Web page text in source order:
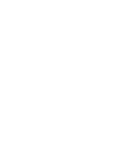
آزاد کشمیر